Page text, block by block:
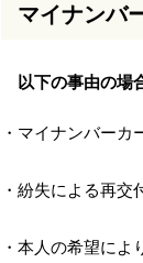
し
マイナンバ
以下の事由の場
・マイナンバーカ
・紛失による再
・本人の希望に